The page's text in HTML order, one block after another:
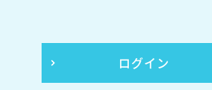
ログイン